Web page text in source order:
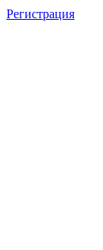
Регистрация